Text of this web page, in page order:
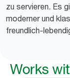
zu servieren. Es
moderner und
freundlich-
Works